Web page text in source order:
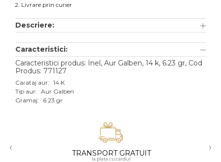
Aur alb
Aur roz
Aur mixt
18K
2. Livrare prin curier
Descriere:
Caracteristici:
Caracteristici produs: Inel, Aur Galben, 14 k, 6.23 gr, Cod
Produs: 771127
Carataj aur: 14 K
Tip aur: Aur Galben
Gramaj:
6.23 gr
‹ TRANSPORT GRATUIT
la plata cu cardul
›